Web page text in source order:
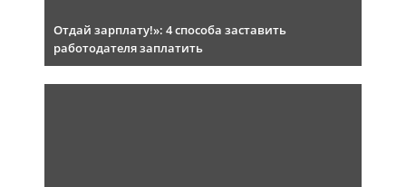
Отдай зарплату!»: 4 способа заставить
работодателя заплатить